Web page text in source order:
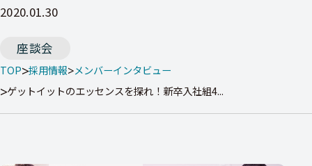
2020.01.30
座談会
TOP 採用情報 メンバーインタビュー
ゲットイットのエッセンスを探れ！新卒入社組4...